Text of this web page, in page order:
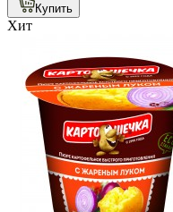
Купить
Хит